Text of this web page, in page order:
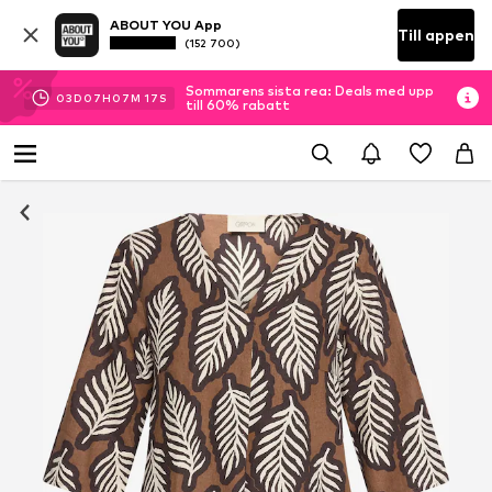
ABOUT YOU App
(152 700) Till appen
03D 07H 07M 16 S
Sommarens sista rea: Deals med upp
till 60% rabatt